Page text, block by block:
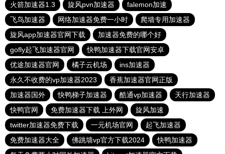
火箭加速器1.3
旋风pvn加速器
falemon加速
飞鸟加速器
网络加速器免费一小时
爬墙专用加速器
旋风app加速器官网下载
加速器免费的哪个好
gofly起飞加速器官网
快鸭加速器下载官网安卓
优途加速器官网
橘子云机场
ins加速器
永久不收费的vp加速器2023
香蕉加速器官网正版
加速器国外
快鸭梯子加速器 酷通vp加速器
天行加速器
快鸭官网
免费加速器下载 上外网
旋风加速
twitter加速器免费下载
一元机场官网
起飞加速器
免费加速器大全
佛跳墙vp官方下载2024
快鸭加速器